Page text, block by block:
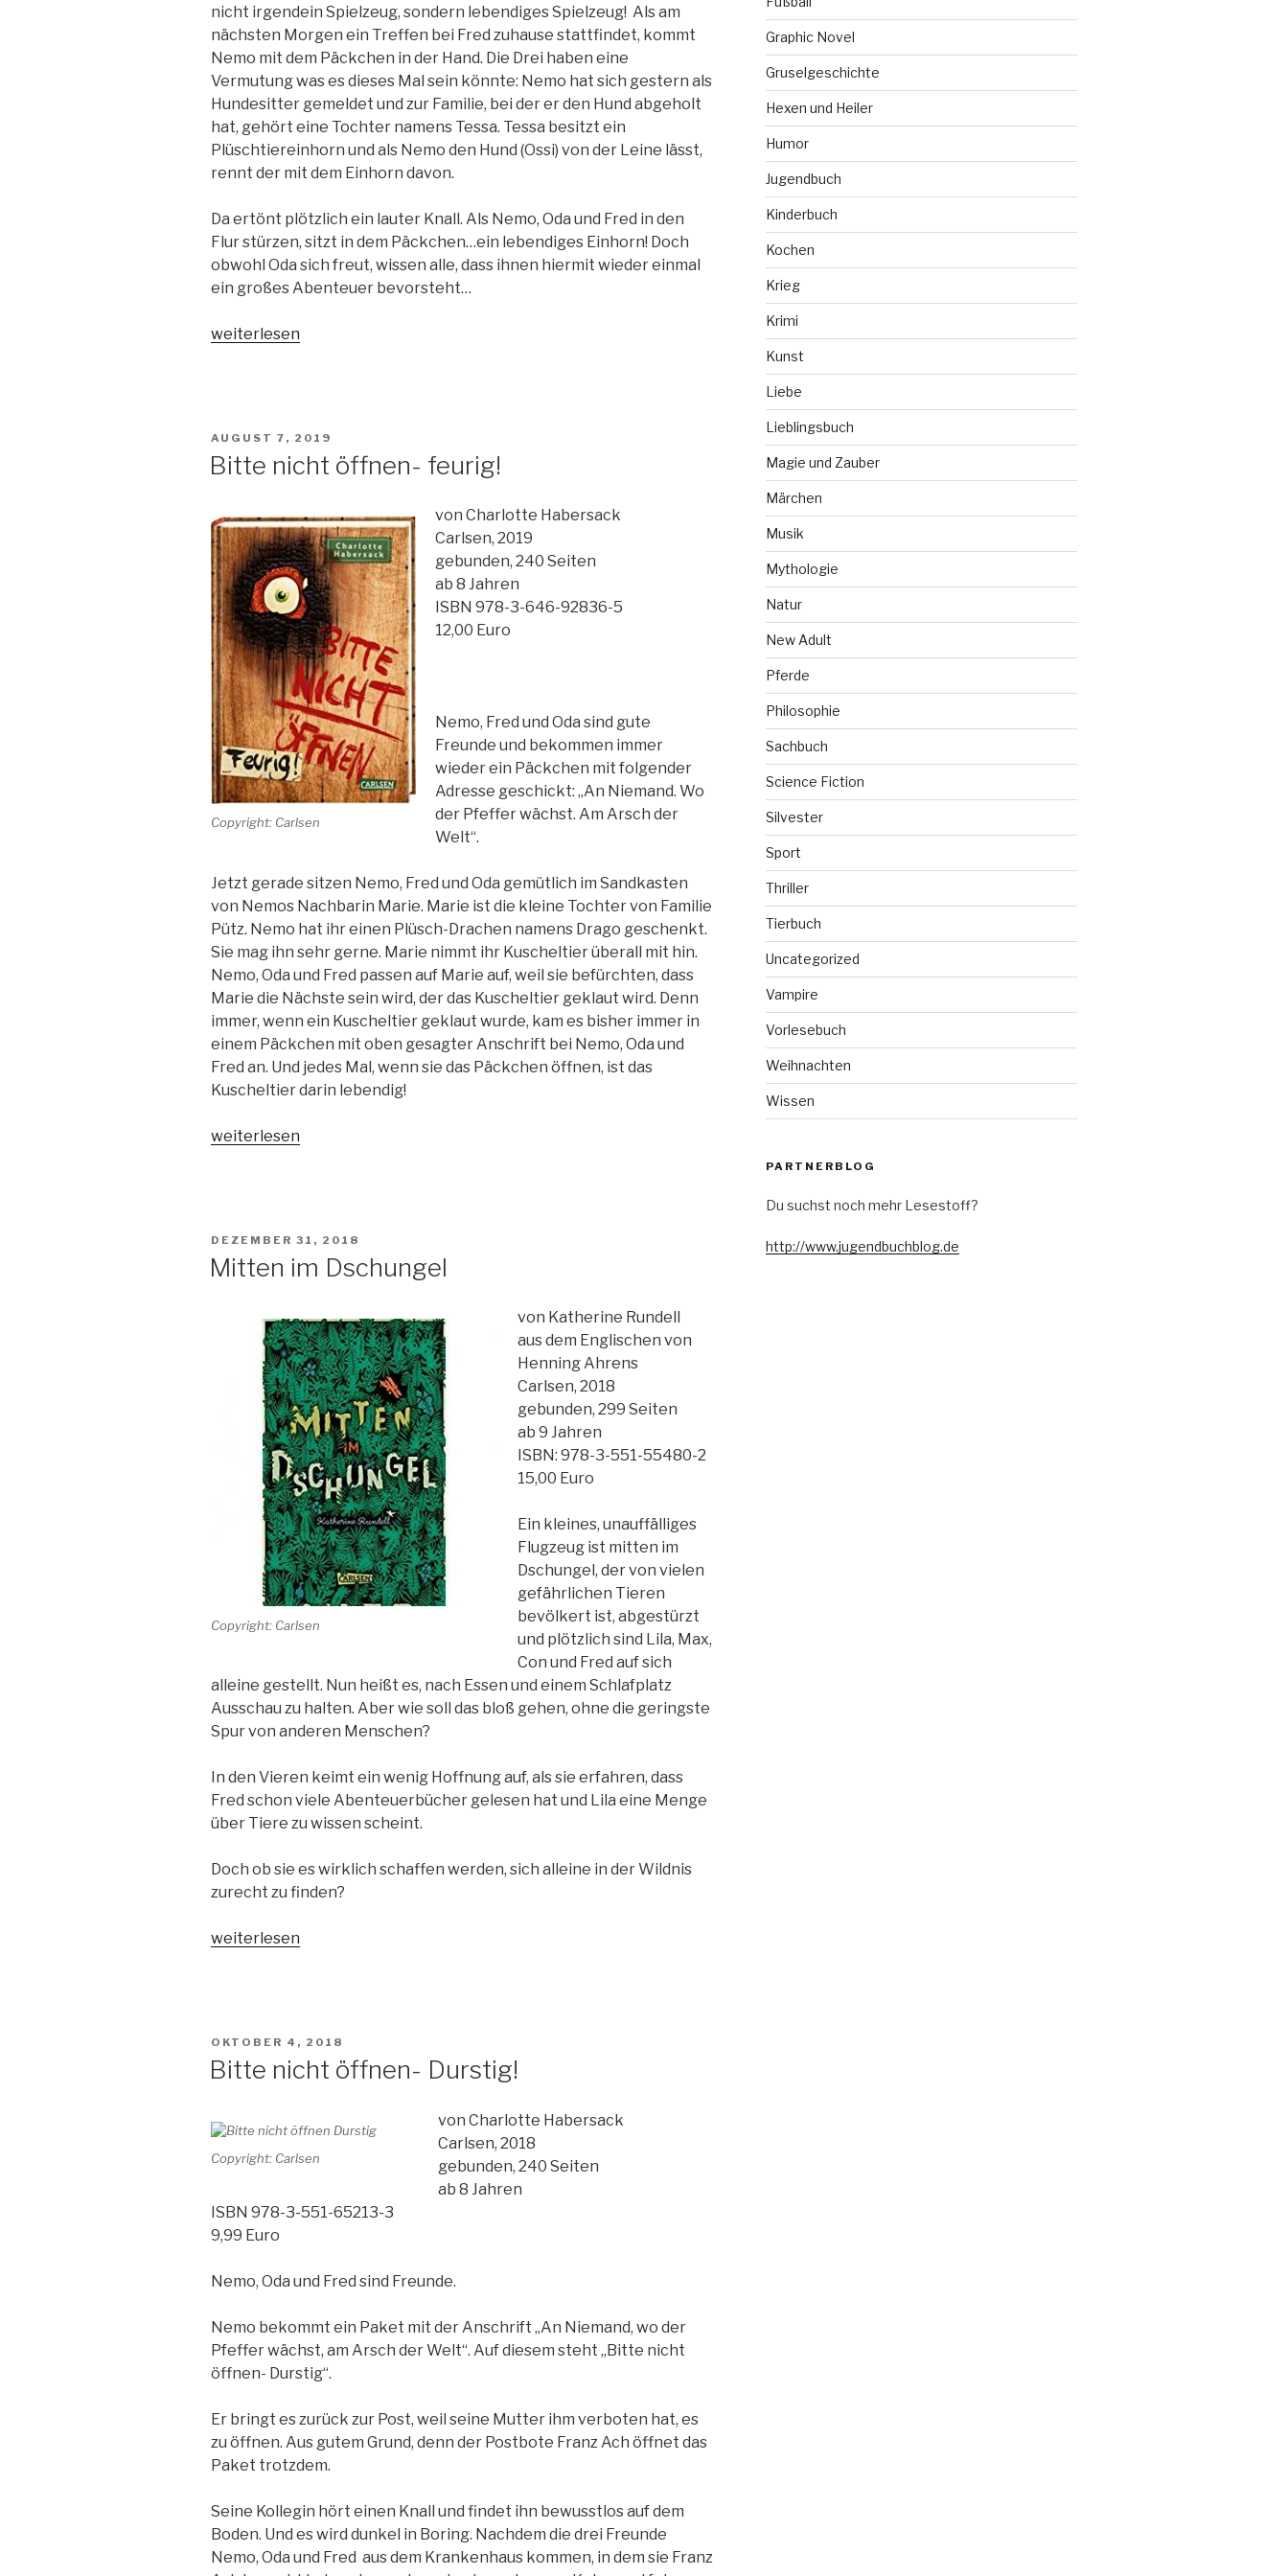
nicht irgendein Spielzeug, sondern lebendiges Spielzeug! Als am
nächsten Morgen ein Treffen bei Fred zuhause stattfindet, kommt
Nemo mit dem Päckchen in der Hand. Die Drei haben eine
Vermutung was es dieses Mal sein könnte: Nemo hat sich gestern als
Hundesitter gemeldet und zur Familie, bei der er den Hund abgeholt
hat, gehört eine Tochter namens Tessa. Tessa besitzt ein
Plüschtiereinhorn und als Nemo den Hund (Ossi) von der Leine lässt,
rennt der mit dem Einhorn davon.
Da ertönt plötzlich ein lauter Knall. Als Nemo, Oda und Fred in den
Flur stürzen, sitzt in dem Päckchen…ein lebendiges Einhorn! Doch
obwohl Oda sich freut, wissen alle, dass ihnen hiermit wieder einmal
ein großes Abenteuer bevorsteht…
„Bitte
weiterlesen
VERÖFFENTLICHT
AUGUST 7, 2019
Bitte nicht öffnen- feurig!
Copyright: Carlsen
von Charlotte Habersack
Carlsen, 2019
gebunden, 240 Seiten
ab 8 Jahren
ISBN 978-3-646-92836-5
12,00 Euro
Nemo, Fred und Oda sind gute
Freunde und bekommen immer
wieder ein Päckchen mit folgender
Adresse geschickt: „An Niemand. Wo
der Pfeffer wächst. Am Arsch der
Welt“.
Jetzt gerade sitzen Nemo, Fred und Oda gemütlich im Sandkasten
von Nemos Nachbarin Marie. Marie ist die kleine Tochter von Familie
Pütz. Nemo hat ihr einen Plüsch-Drachen namens Drago geschenkt.
Sie mag ihn sehr gerne. Marie nimmt ihr Kuscheltier überall mit hin.
Nemo, Oda und Fred passen auf Marie auf, weil sie befürchten, dass
Marie die Nächste sein wird, der das Kuscheltier geklaut wird. Denn
immer, wenn ein Kuscheltier geklaut wurde, kam es bisher immer in
einem Päckchen mit oben gesagter Anschrift bei Nemo, Oda und
Fred an. Und jedes Mal, wenn sie das Päckchen öffnen, ist das
Kuscheltier darin lebendig!
„Bitte
weiterlesen
VERÖFFENTLICHT
DEZEMBER 31, 2018
Mitten im Dschungel
Copyright: Carlsen
von Katherine Rundell
aus dem Englischen von
Henning Ahrens
Carlsen, 2018
gebunden, 299 Seiten
ab 9 Jahren
ISBN: 978-3-551-55480-2
15,00 Euro
Ein kleines, unauffälliges
Flugzeug ist mitten im
Dschungel, der von vielen
gefährlichen Tieren
bevölkert ist, abgestürzt
und plötzlich sind Lila, Max,
Con und Fred auf sich
alleine gestellt. Nun heißt es, nach Essen und einem Schlafplatz
Ausschau zu halten. Aber wie soll das bloß gehen, ohne die geringste
Spur von anderen Menschen?
In den Vieren keimt ein wenig Hoffnung auf, als sie erfahren, dass
Fred schon viele Abenteuerbücher gelesen hat und Lila eine Menge
über Tiere zu wissen scheint.
Doch ob sie es wirklich schaffen werden, sich alleine in der Wildnis
zurecht zu finden?
„Mitten
weiterlesen
VERÖFFENTLICHT
OKTOBER 4, 2018
Bitte nicht öffnen- Durstig!
Copyright: Carlsen
von Charlotte Habersack
Carlsen, 2018
gebunden, 240 Seiten
ab 8 Jahren
ISBN 978-3-551-65213-3
9,99 Euro
Nemo, Oda und Fred sind Freunde.
Nemo bekommt ein Paket mit der Anschrift „An Niemand, wo der
Pfeffer wächst, am Arsch der Welt“. Auf diesem steht „Bitte nicht
öffnen- Durstig“.
Er bringt es zurück zur Post, weil seine Mutter ihm verboten hat, es
zu öffnen. Aus gutem Grund, denn der Postbote Franz Ach öffnet das
Paket trotzdem.
Seine Kollegin hört einen Knall und findet ihn bewusstlos auf dem
Boden. Und es wird dunkel in Boring. Nachdem die drei Freunde
Nemo, Oda und Fred aus dem Krankenhaus kommen, in dem sie Franz
Graphic Novel
Gruselgeschichte
Hexen und Heiler
Humor
Jugendbuch
Kinderbuch
Kochen
Krieg
Krimi
Kunst
Liebe
Lieblingsbuch
Magie und Zauber
Märchen
Musik
Mythologie
Natur
New Adult
Pferde
Philosophie
Sachbuch
Science Fiction
Silvester
Sport
Thriller
Tierbuch
Uncategorized
Vampire
Vorlesebuch
Weihnachten
Wissen
PARTNERBLOG
Du suchst noch mehr Lesestoff?
http://www.jugendbuchblog.de